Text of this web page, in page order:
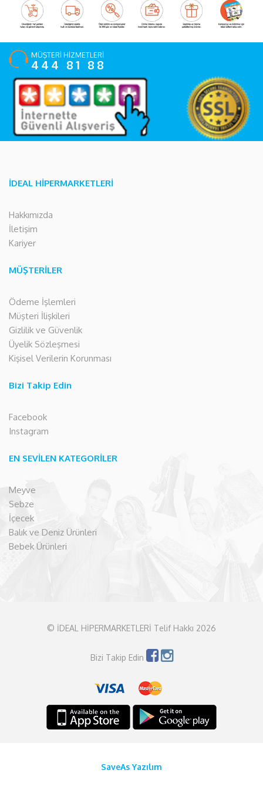
MÜŞTERİ HİZMETLERİ
444 81 88
İDEAL HİPERMARKETLERİ
Hakkımızda
İletişim
Kariyer
MÜŞTERİLER
Ödeme İşlemleri
Müşteri İlişkileri
Gizlilik ve Güvenlik
Üyelik Sözleşmesi
Kişisel Verilerin Korunması
Bizi Takip Edin
Facebook
Instagram
EN SEVİLEN KATEGORİLER
Meyve
Sebze
İçecek
Balık ve Deniz Ürünleri
Bebek Ürünleri
© İDEAL HİPERMARKETLERİ Telif Hakkı 2026
Bizi Takip Edin
SaveAs Yazılım